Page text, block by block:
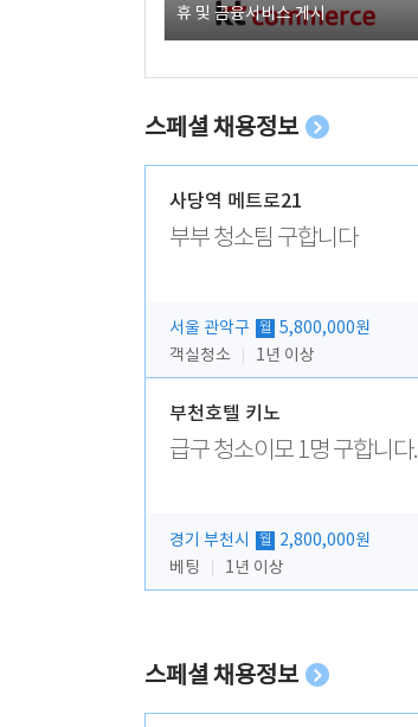
휴 및 금융서비스 게시
스페셜 채용정보
사당역 메트로21
부부 청소팀 구합니다
서울 관악구 월
5,800,000원
객실청소
1년 이상
부천호텔 키노
급구 청소이모 1명 구합니다.
경기 부천시 월
2,800,000원
베팅
1년 이상
스페셜 채용정보